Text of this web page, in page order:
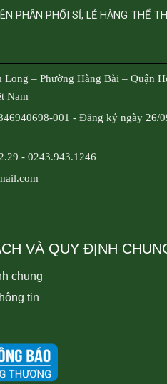
PHÂN PHỐI SỈ, LẺ HÀNG THỂ
Long – Phường Hàng Bài – Quận
Nam
001 - Đăng ký ngày 26/
- 0243.943.1246
VÀ QUY ĐỊNH
chung
tin